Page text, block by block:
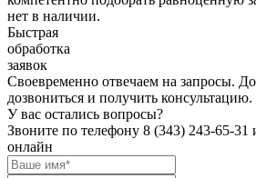
нет в наличии.
Быстрая
обработка
заявок
Своевременно отвечаем на запросы.
дозвониться и получить консультацию.
У вас остались вопросы?
Звоните по телефону 8 (343) 243-65-31
онлайн